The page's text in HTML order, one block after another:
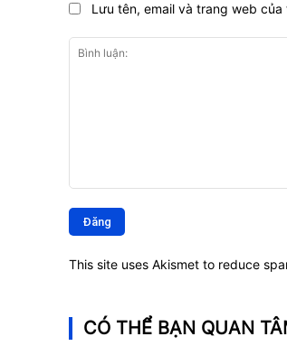
luận:
Lưu tên, email và trang web
This site uses Akismet to reduce
CÓ THỂ BẠN QUAN